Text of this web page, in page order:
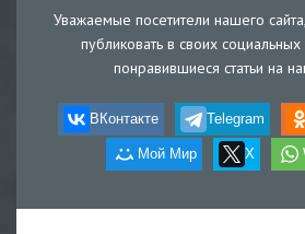
Уважаемые посетители нашего
публиковать в своих социальных
понравившиеся статьи на
ВКонтакте Telegram
Мой Мир X